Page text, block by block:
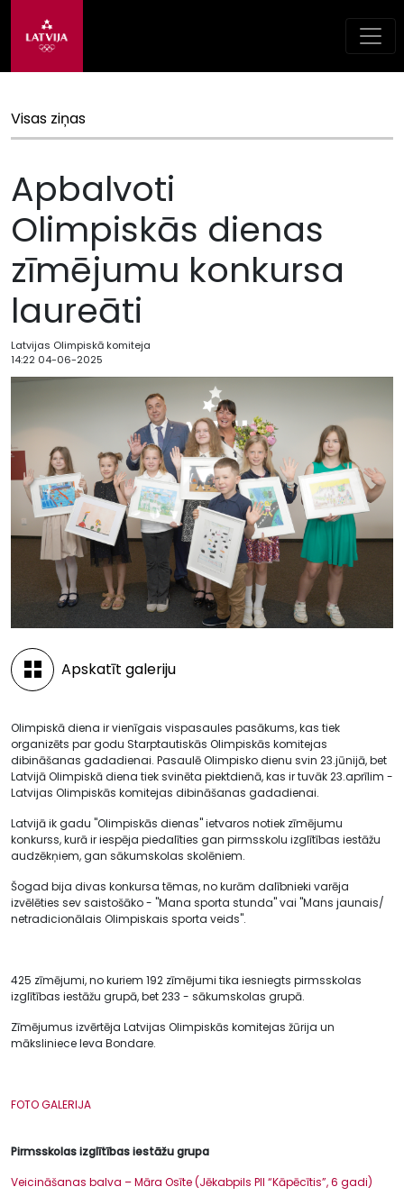
Visas ziņas
Apbalvoti
Olimpiskās dienas
zīmējumu konkursa
laureāti
Latvijas Olimpiskā komiteja
14:22 04-06-2025
Apskatīt galeriju
Olimpiskā diena ir vienīgais vispasaules pasākums, kas tiek
organizēts par godu Starptautiskās Olimpiskās komitejas
dibināšanas gadadienai. Pasaulē Olimpisko dienu svin 23.jūnijā, bet
Latvijā Olimpiskā diena tiek svinēta piektdienā, kas ir tuvāk 23.aprīlim -
Latvijas Olimpiskās komitejas dibināšanas gadadienai.
Latvijā ik gadu "Olimpiskās dienas" ietvaros notiek zīmējumu
konkurss, kurā ir iespēja piedalīties gan pirmsskolu izglītības iestāžu
audzēkņiem, gan sākumskolas skolēniem.
Šogad bija divas konkursa tēmas, no kurām dalībnieki varēja
izvēlēties sev saistošāko - "Mana sporta stunda" vai "Mans jaunais/
netradicionālais Olimpiskais sporta veids".
425 zīmējumi, no kuriem 192 zīmējumi tika iesniegts pirmsskolas
izglītības iestāžu grupā, bet 233 - sākumskolas grupā.
Zīmējumus izvērtēja Latvijas Olimpiskās komitejas žūrija un
māksliniece Ieva Bondare.
FOTO GALERIJA
Pirmsskolas izglītības iestāžu grupa
Veicināšanas balva – Māra Osīte (Jēkabpils PII “Kāpēcītis”, 6 gadi)